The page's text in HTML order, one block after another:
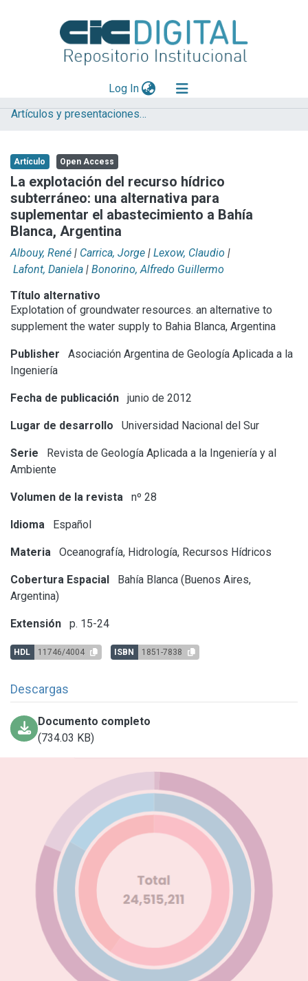
Log In(current)
Explorar
Aportar material
Statistics
Artículos y presentaciones en Congresos
Artículo Open Access
La explotación del recurso hídrico
subterráneo: una alternativa para
suplementar el abastecimiento a Bahía
Blanca, Argentina
Albouy, René | Carrica, Jorge | Lexow, Claudio |
Lafont, Daniela | Bonorino, Alfredo Guillermo
Título alternativo
Explotation of groundwater resources. an alternative to
supplement the water supply to Bahia Blanca, Argentina
Publisher
Asociación Argentina de Geología Aplicada a la
Ingeniería
Fecha de publicación junio de 2012
Lugar de desarrollo Universidad Nacional del Sur
Serie
Revista de Geología Aplicada a la Ingeniería y al
Ambiente
Volumen de la revista nº 28
Idioma Español
Materia Oceanografía, Hidrología, Recursos Hídricos
Cobertura Espacial
Bahía Blanca (Buenos Aires,
Argentina)
Extensión p. 15-24
HDL 11746/4004 ISBN 1851-7838
Descargas
Documento completo
(734.03 KB)